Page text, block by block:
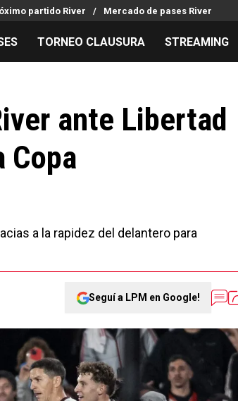
partido River Mercado de pases River
Streaming
Entradas
Los goles de River
Noticias
Guías
TORNEO CLAUSURA STREAMING
ante Libertad
a la rapidez del delantero para
Seguí a LPM en Google!